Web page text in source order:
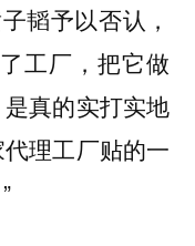
韬予以否认，
工厂，把它做
真的实打实地
理工厂贴的一